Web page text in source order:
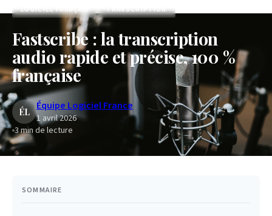
LOGICIEL FRANÇAIS TRANSCRIPTION
Fastscribe : la transcription
audio rapide et précise, 100 %
française
ÉL Équipe Logiciel France
1 avril 2026
3min de lecture
SOMMAIRE